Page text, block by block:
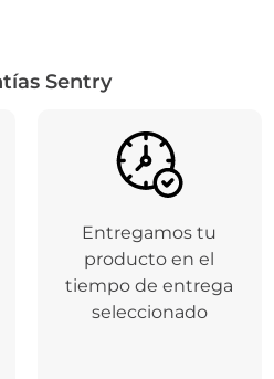
Sentry
Entregamos tu
producto en el
tiempo de entrega
seleccionado